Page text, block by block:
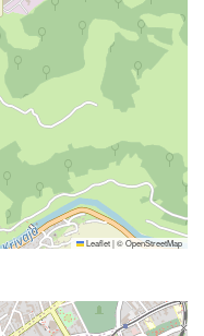
Leaflet|©OpenStreetMap